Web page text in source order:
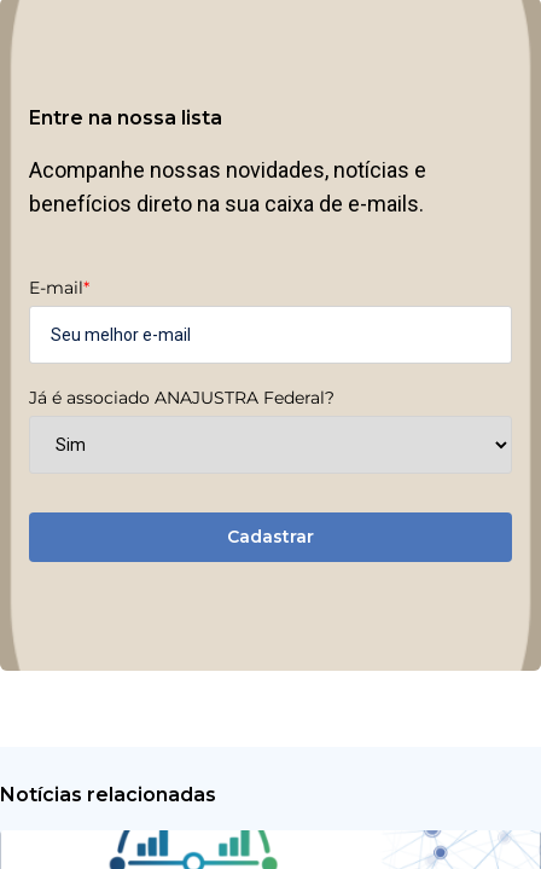
Entre na nossa lista
Acompanhe nossas novidades, notícias e
benefícios direto na sua caixa de e-mails.
E-mail*
Já é associado ANAJUSTRA Federal?
Cadastrar
Notícias relacionadas